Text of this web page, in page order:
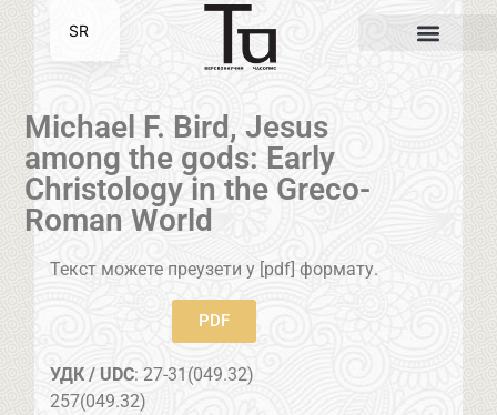
Michael F. Bird, Jesus
among the gods: Early
Christology in the Greco-
Roman World
Текст можете преузети у [pdf] формату.
PDF
УДК / UDC: 27-31(049.32)
257(049.32)
SR
EN